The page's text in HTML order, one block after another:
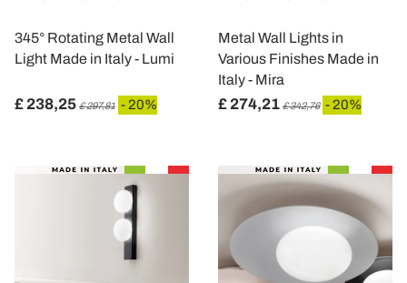
345° Rotating Metal Wall
Light Made in Italy - Lumi
£ 238,25 £ 297,81 - 20%
Metal Wall Lights in
Various Finishes Made in
Italy - Mira
£ 274,21 £ 342,76 - 20%